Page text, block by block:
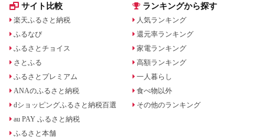
サイト比較
楽天ふるさと納税
ふるなび
ふるさとチョイス
さとふる
ふるさとプレミアム
ANAのふるさと納税
dショッピングふるさと納税百選
au PAY ふるさと納税
ふるさと本舗
ランキングから探す
人気ランキング
還元率ランキング
家電ランキング
高額ランキング
一人暮らし
食べ物以外
その他のランキング